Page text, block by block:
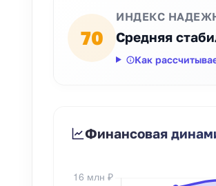
70
ИНДЕКС
Средняя
Как
Финансовая